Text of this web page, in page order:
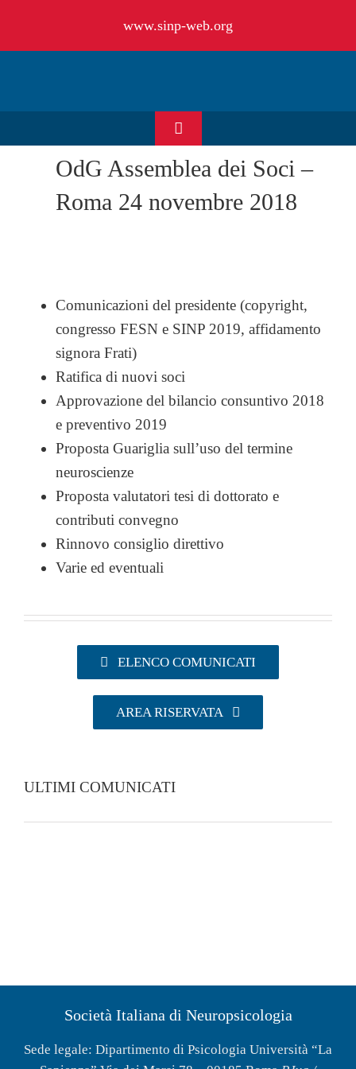
www.sinp-web.org
Toggle
HOME
OFFERTE DI LAVORO
UTILITY
AREA SOCI
OdG Assemblea dei Soci –
Roma 24 novembre 2018
Comunicazioni del presidente (copyright,
congresso FESN e SINP 2019, affidamento
signora Frati)
Ratifica di nuovi soci
Approvazione del bilancio consuntivo 2018
e preventivo 2019
Proposta Guariglia sull’uso del termine
neuroscienze
Proposta valutatori tesi di dottorato e
contributi convegno
Rinnovo consiglio direttivo
Varie ed eventuali
ELENCO COMUNICATI
AREA RISERVATA
ULTIMI COMUNICATI
Società Italiana di Neuropsicologia
Sede legale: Dipartimento di Psicologia Università “La